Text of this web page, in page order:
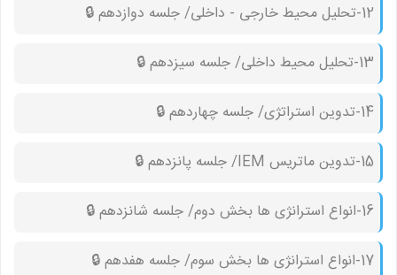
12-تحلیل محیط خارجی - داخلی/ جلسه دوازدهم 🔒︎
13-تحلیل محیط داخلی/ جلسه سیزدهم 🔒︎
14-تدوین استراتژی/ جلسه چهاردهم 🔒︎
15-تدوین ماتریس IEM/ جلسه پانزدهم 🔒︎
16-انواع استرانژی ها بخش دوم/ جلسه شانزدهم 🔒︎
17-انواع استرانژی ها بخش سوم/ جلسه هفدهم 🔒︎